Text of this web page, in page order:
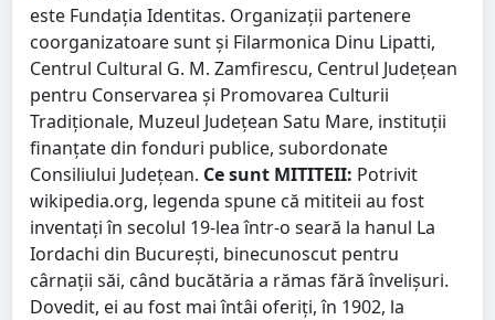
este Fundația Identitas. Organizații partenere
coorganizatoare sunt și Filarmonica Dinu Lipatti,
Centrul Cultural G. M. Zamfirescu, Centrul Județean
pentru Conservarea și Promovarea Culturii
Tradiționale, Muzeul Județean Satu Mare, instituții
finanțate din fonduri publice, subordonate
Consiliului Județean. Ce sunt MITITEII: Potrivit
wikipedia.org, legenda spune că mititeii au fost
inventați în secolul 19-lea într-o seară la hanul La
Iordachi din București, binecunoscut pentru
cârnații săi, când bucătăria a rămas fără învelișuri.
Dovedit, ei au fost mai întâi oferiți, în 1902, la